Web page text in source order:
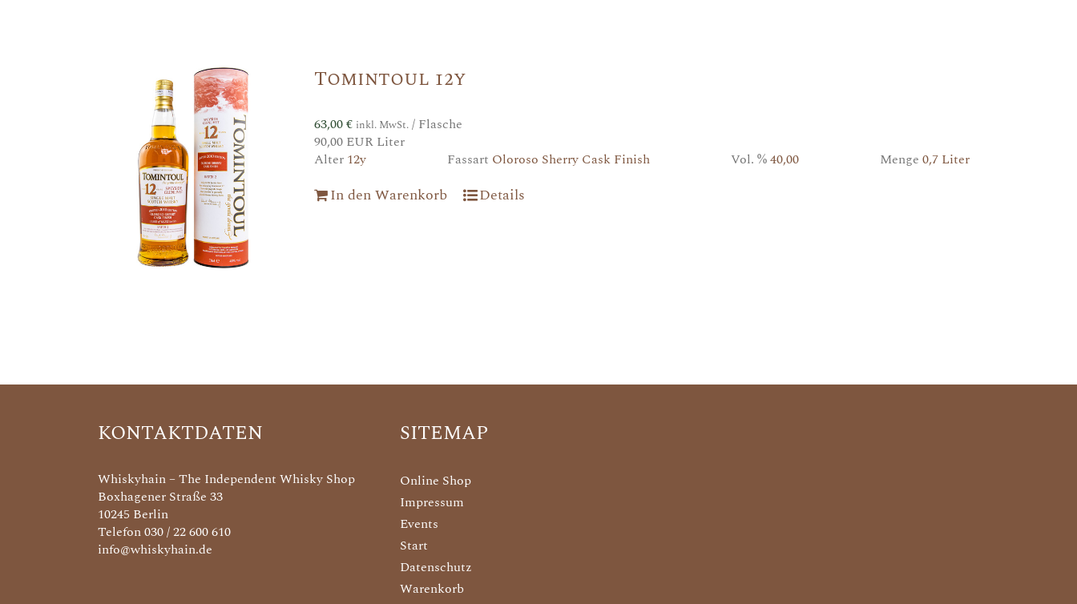
Tomintoul 12y
63,00€ inkl. MwSt./ Flasche
90,00 EUR Liter
Alter 12y Fassart Oloroso Sherry Cask Finish Vol. %40,00 Menge 0,7 Liter
In den Warenkorb Details
KONTAKTDATEN
Whiskyhain – The Independent Whisky Shop
Boxhagener Straße 33
10245 Berlin
Telefon 030 / 22 600 610
info@whiskyhain.de
SITEMAP
Online Shop
Impressum
Events
Start
Datenschutz
Warenkorb